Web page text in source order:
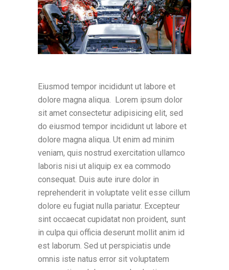
Eiusmod tempor incididunt ut labore et
dolore magna aliqua. Lorem ipsum dolor
sit amet consectetur adipisicing elit, sed
do eiusmod tempor incididunt ut labore et
dolore magna aliqua. Ut enim ad minim
veniam, quis nostrud exercitation ullamco
laboris nisi ut aliquip ex ea commodo
consequat. Duis aute irure dolor in
reprehenderit in voluptate velit esse cillum
dolore eu fugiat nulla pariatur. Excepteur
sint occaecat cupidatat non proident, sunt
in culpa qui officia deserunt mollit anim id
est laborum. Sed ut perspiciatis unde
omnis iste natus error sit voluptatem